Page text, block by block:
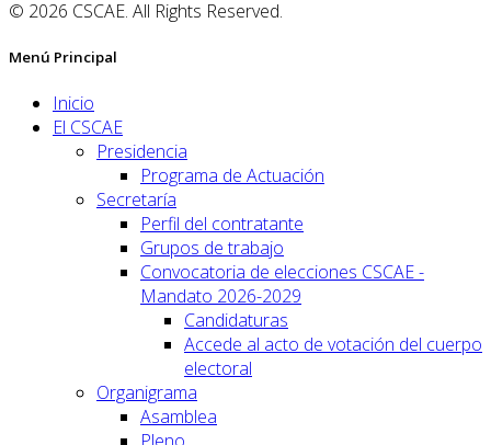
© 2026 CSCAE. All Rights Reserved.
Menú Principal
Inicio
El CSCAE
Presidencia
Programa de Actuación
Secretaría
Perfil del contratante
Grupos de trabajo
Convocatoria de elecciones CSCAE -
Mandato 2026-2029
Candidaturas
Accede al acto de votación del cuerpo
electoral
Organigrama
Asamblea